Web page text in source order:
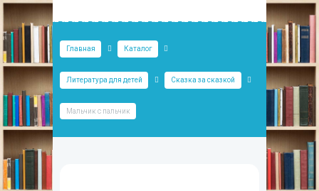
Главная Каталог
Литература для детей Сказка за сказкой
Мальчик с пальчик